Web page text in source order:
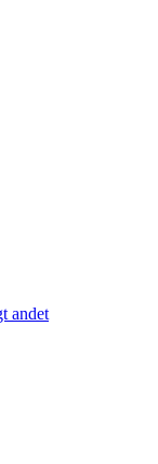
andet